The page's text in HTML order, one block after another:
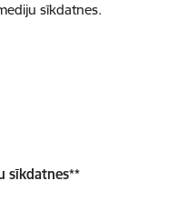
sīkdatnes.
sīkdatnes**